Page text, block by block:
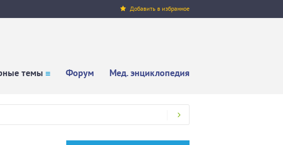
Добавить в избранное
темы Форум Мед. энциклопедия